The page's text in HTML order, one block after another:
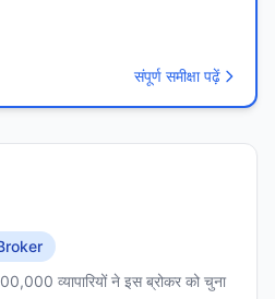
संपूर्ण समीक्षा पढ़ें
व्यापारियों ने इस ब्रोकर को चुना